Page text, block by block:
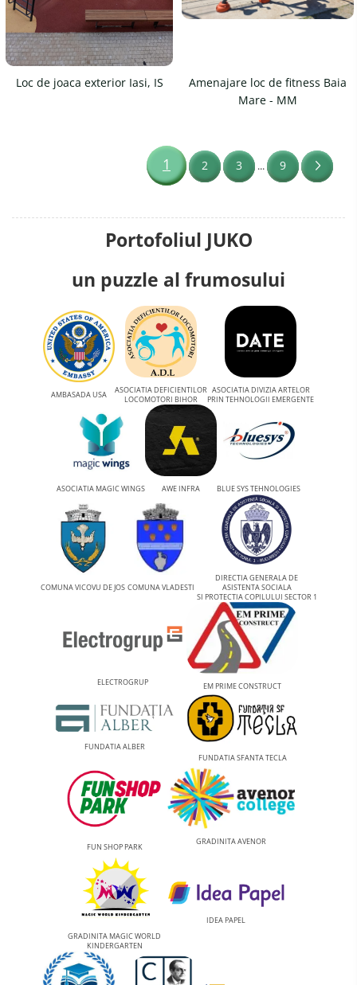
Loc de joaca exterior Iasi, IS
Amenajare loc de fitness Baia
Mare - MM
1 2 3 ... 9
Portofoliul JUKO
un puzzle al frumosului
AMBASADA USA
ASOCIATIA DEFICIENTILOR
LOCOMOTORI BIHOR
ASOCIATIA DIVIZIA ARTELOR
PRIN TEHNOLOGII EMERGENTE
ASOCIATIA MAGIC WINGS AWE INFRA BLUE SYS TEHNOLOGIES
COMUNA VICOVU DE JOS COMUNA VLADESTI
DIRECTIA GENERALA DE
ASISTENTA SOCIALA
SI PROTECTIA COPILULUI SECTOR 1
ELECTROGRUP EM PRIME CONSTRUCT
FUNDATIA ALBER
FUNDATIA SFANTA TECLA
FUN SHOP PARK
GRADINITA AVENOR
GRADINITA MAGIC WORLD
KINDERGARTEN
IDEA PAPEL